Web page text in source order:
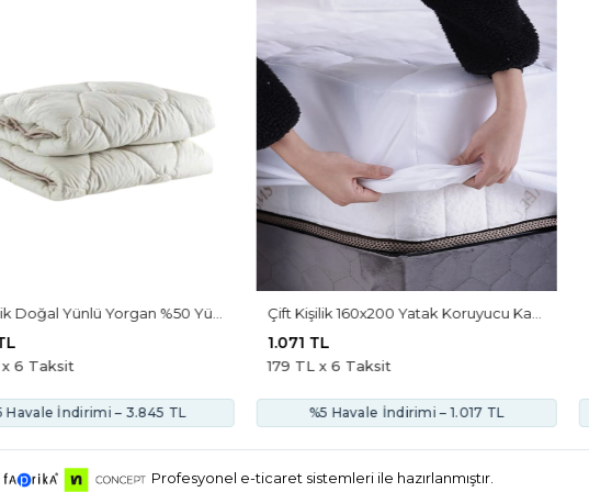
Çift Kişilik Doğal Yünlü Yorgan %50 Yün Dolgulu, Antialerjik Ve Terletmeyen Hafif Uyku Konforu - Kopya
6 Taksit
Havale İndirimi – 3.845 TL
Çift Kişilik 160x200 Yatak Koruyucu Kapitoneli Tam Kenar Lastikli Alez
1.071 TL
179 TL x 6 Taksit
%5 Havale İndirimi – 1.017 TL
Profesyonel e-ticaret sistemleri ile hazırlanmıştır.